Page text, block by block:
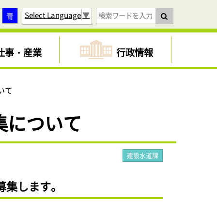
青 Select Language▼
事・産業 行政情報
て
について
建設水道課
します。